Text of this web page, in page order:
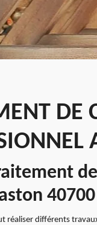
DE
40700
réaliser différents